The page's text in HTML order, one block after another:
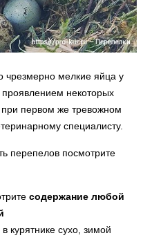
чрезмерно мелкие яйца у
некоторых
первом же тревожном
специалисту.
перепелов посмотрите
содержание любой
курятнике сухо, зимой